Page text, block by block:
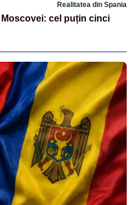
Realitatea din Spania
cel puțin cinci